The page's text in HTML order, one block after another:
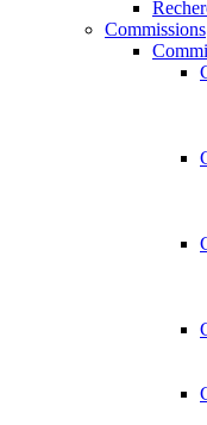
Commissions